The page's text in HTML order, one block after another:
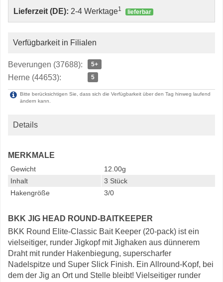
Lieferzeit (DE): 2-4 Werktage1 lieferbar
Verfügbarkeit in Filialen
Beverungen (37688): 5+
Herne (44653): 5
Bitte berücksichtigen Sie, dass sich die Verfügbarkeit über den Tag hinweg laufend
ändern kann.
Details
MERKMALE
Gewicht
12.00g
Inhalt
3 Stück
Hakengröße
3/0
BKK JIG HEAD ROUND-BAITKEEPER
BKK Round Elite-Classic Bait Keeper (20-pack) ist ein
vielseitiger, runder Jigkopf mit Jighaken aus dünnerem
Draht mit runder Hakenbiegung, superscharfer
Nadelspitze und Super Slick Finish. Ein Allround-Kopf, bei
dem der Jig an Ort und Stelle bleibt! Vielseitiger runder